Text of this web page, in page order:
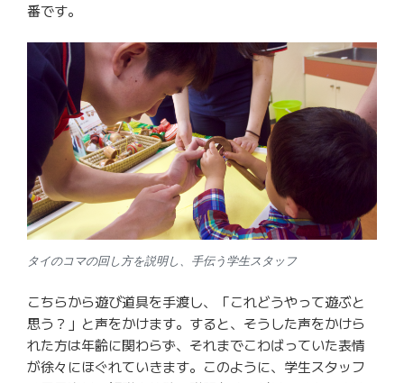
番です。
タイのコマの回し方を説明し、手伝う学生スタッフ
こちらから遊び道具を手渡し、「これどうやって遊ぶと
思う？」と声をかけます。すると、そうした声をかけら
れた方は年齢に関わらず、それまでこわばっていた表情
が徐々にほぐれていきます。このように、学生スタッフ